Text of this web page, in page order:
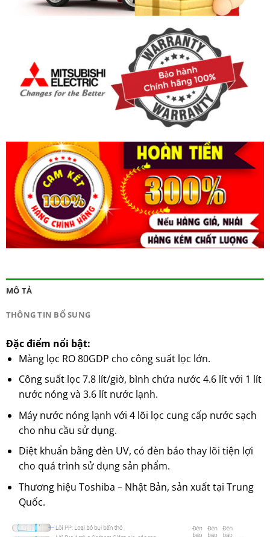
MÔ TẢ
THÔNG TIN BỔ SUNG
Đặc điểm nổi bật:
Màng lọc RO 80GDP cho công suất lọc lớn.
Công suất lọc 7.8 lít/giờ, bình chứa nước 4.6 lít với 1 lít
nước nóng và 3.6 lít nước lạnh.
Máy nước nóng lạnh với 4 lõi lọc cung cấp nước sạch
cho nhu cầu sử dụng.
Diệt khuẩn bằng đèn UV, có đèn báo thay lõi tiện lợi
cho quá trình sử dụng sản phẩm.
Thương hiệu Toshiba – Nhật Bản, sản xuất tại Trung
Quốc.